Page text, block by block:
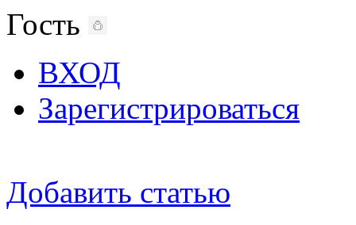
Гость
ВХОД
Зарегистрироваться
Добавить статью